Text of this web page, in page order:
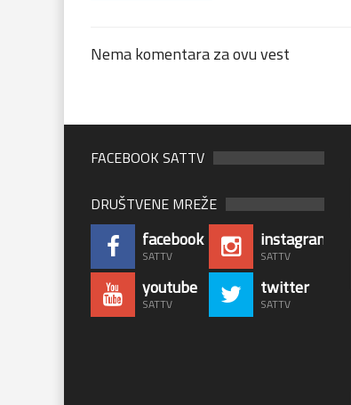
Nema komentara za ovu vest
FACEBOOK SATTV
DRUŠTVENE MREŽE
facebook
SATTV
instagram
SATTV
youtube
SATTV
twitter
SATTV